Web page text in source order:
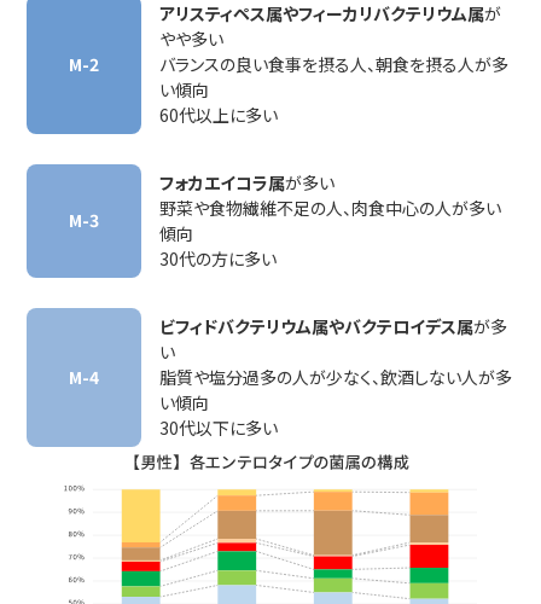
M-2
アリスティペス属やフィーカリバクテリウム属が
やや多い
バランスの良い食事を摂る人、朝食を摂る人が多
い傾向
60代以上に多い
M-3
フォカエイコラ属が多い
野菜や食物繊維不足の人、肉食中心の人が多い
傾向
30代の方に多い
M-4
ビフィドバクテリウム属やバクテロイデス属が多
い
脂質や塩分過多の人が少なく、飲酒しない人が多
い傾向
30代以下に多い